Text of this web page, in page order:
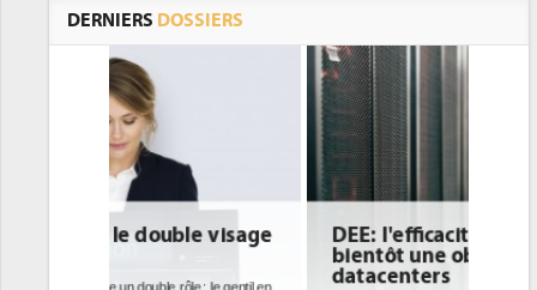
DERNIERS DOSSIERS
DEE: l'efficacité énergétique
bientôt une obligation pour les
datacenters